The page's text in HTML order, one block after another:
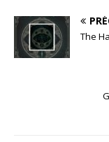
The